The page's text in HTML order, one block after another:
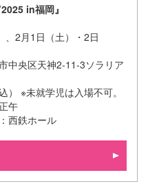
in福岡』
、2月1日（土）・2日
中央区天神2-11-3ソラリア
※未就学児は入場不可。
午
西鉄ホール